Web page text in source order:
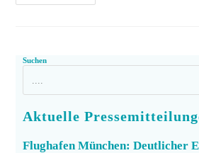
Suchen
Aktuelle
Flughafen München: Deutlicher